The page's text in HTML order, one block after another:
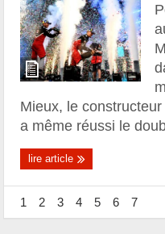
Mieux, le
a même réussi le
lire article
1 2 3 4 5 6 7